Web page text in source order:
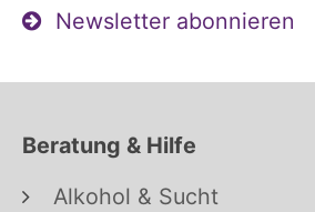
Newsletter abonnieren
Beratung & Hilfe
Alkohol & Sucht